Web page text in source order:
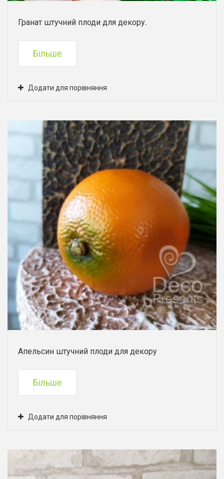
Гранат штучний плоди для декору.
Більше
Додати для порівняння
Апельсин штучний плоди для декору
Більше
Додати для порівняння